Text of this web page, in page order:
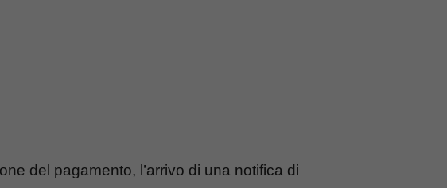
del pagamento, l’arrivo di una notifica di